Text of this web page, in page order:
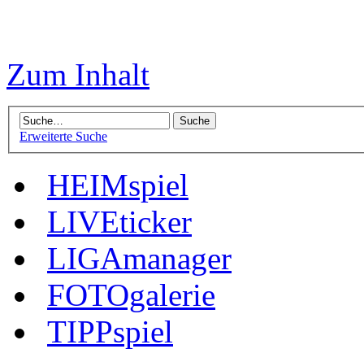
Zum Inhalt
Erweiterte Suche
HEIMspiel
LIVEticker
LIGAmanager
FOTOgalerie
TIPPspiel